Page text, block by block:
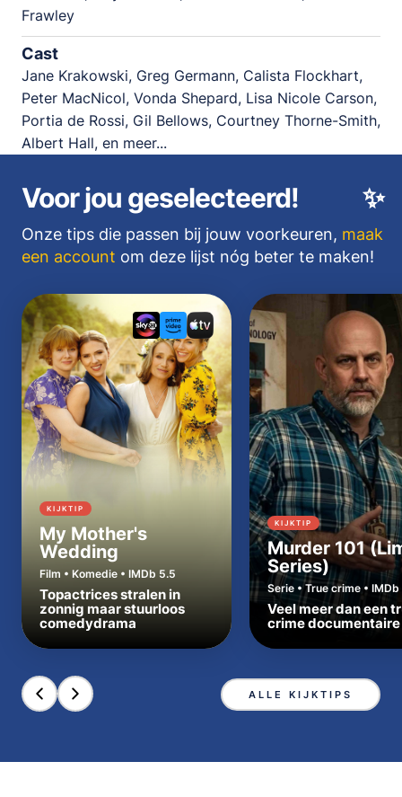
Frawley
Cast
Jane Krakowski, Greg Germann, Calista Flockhart,
Peter MacNicol, Vonda Shepard, Lisa Nicole Carson,
Portia de Rossi, Gil Bellows, Courtney Thorne-Smith,
Albert Hall, en meer...
✨
Voor jou geselecteerd!
Onze tips die passen bij jouw voorkeuren, maak
een account om deze lijst nóg beter te maken!
KIJKTIP
My Mother's
Wedding
Film • Komedie • IMDb 5.5
Topactrices stralen in
zonnig maar stuurloos
comedydrama
KIJKTIP
Murder 101
Series)
Serie • True crime • IMDb
Veel meer dan een
crime documentaire
ALLE KIJKTIPS